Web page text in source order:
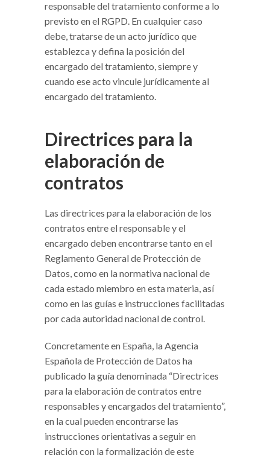
responsable del tratamiento conforme a lo
previsto en el RGPD. En cualquier caso
debe, tratarse de un acto jurídico que
establezca y defina la posición del
encargado del tratamiento, siempre y
cuando ese acto vincule jurídicamente al
encargado del tratamiento.
Directrices para la
elaboración de
contratos
Las directrices para la elaboración de los
contratos entre el responsable y el
encargado deben encontrarse tanto en el
Reglamento General de Protección de
Datos, como en la normativa nacional de
cada estado miembro en esta materia, así
como en las guías e instrucciones facilitadas
por cada autoridad nacional de control.
Concretamente en España, la Agencia
Española de Protección de Datos ha
publicado la guía denominada “Directrices
para la elaboración de contratos entre
responsables y encargados del tratamiento”,
en la cual pueden encontrarse las
instrucciones orientativas a seguir en
relación con la formalización de este